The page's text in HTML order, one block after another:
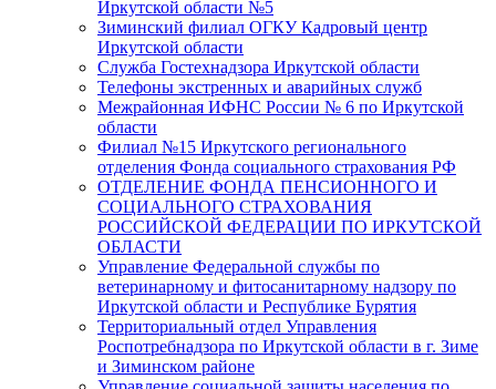
Иркутской области №5
Зиминский филиал ОГКУ Кадровый центр
Иркутской области
Служба Гостехнадзора Иркутской области
Телефоны экстренных и аварийных служб
Межрайонная ИФНС России № 6 по Иркутской
области
Филиал №15 Иркутского регионального
отделения Фонда социального страхования РФ
ОТДЕЛЕНИЕ ФОНДА ПЕНСИОННОГО И
СОЦИАЛЬНОГО СТРАХОВАНИЯ
РОССИЙСКОЙ ФЕДЕРАЦИИ ПО ИРКУТСКОЙ
ОБЛАСТИ
Управление Федеральной службы по
ветеринарному и фитосанитарному надзору по
Иркутской области и Республике Бурятия
Территориальный отдел Управления
Роспотребнадзора по Иркутской области в г. Зиме
и Зиминском районе